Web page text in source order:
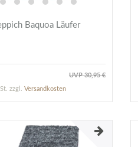
Baquoa Läufer
UVP 30,95 €
zzgl.Versandkosten